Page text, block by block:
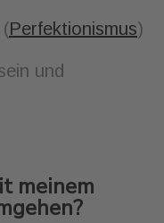
Perfektionismus)
und
meinem